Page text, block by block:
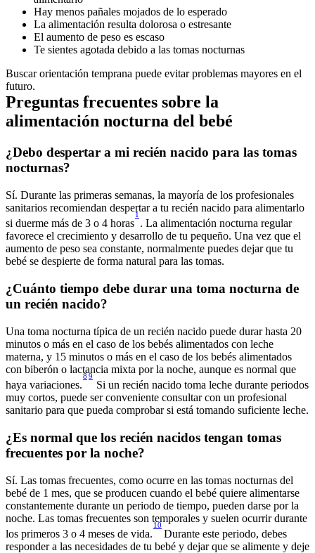
Buscar orientación temprana puede evitar problemas mayores en el
Preguntas frecuentes sobre la
¿Debo despertar a mi recién nacido para las tomas
Sí. Durante las primeras semanas, la mayoría de los profesionales
sanitarios recomiendan despertar a tu recién nacido para alimentarlo
si duerme más de 3 o 4 horas
1
. La alimentación nocturna regular
favorece el crecimiento y desarrollo de tu pequeño. Una vez que el
aumento de peso sea constante, normalmente puedes dejar que tu
¿Cuánto tiempo debe durar una toma nocturna de
Una toma nocturna típica de un recién nacido puede durar hasta 20
minutos o más en el caso de los bebés alimentados con leche
materna, y 15 minutos o más en el caso de los bebés alimentados
con biberón o lactancia mixta por la noche, aunque es normal que
haya variaciones.
89
Si un recién nacido toma leche durante periodos
muy cortos, puede ser conveniente consultar con un profesional
¿Es normal que los recién nacidos tengan tomas
Sí. Las tomas frecuentes, como ocurre en las tomas nocturnas del
bebé de 1 mes, que se producen cuando el bebé quiere alimentarse
constantemente durante un periodo de tiempo, pueden darse por la
noche. Las tomas frecuentes son temporales y suelen ocurrir durante
los primeros 3 o 4 meses de vida.
10
Durante este periodo, debes
responder a las necesidades de tu bebé y dejar que se alimente y deje